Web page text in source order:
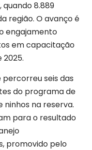
8.889
região. O avanço é
engajamento
em capacitação
percorreu seis das
do programa de
na reserva.
para o resultado
promovido pelo